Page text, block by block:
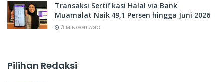
Transaksi Sertifikasi Halal via Bank
Muamalat Naik 49,1 Persen hingga Juni 2026
3 MINGGU AGO
Pilihan Redaksi